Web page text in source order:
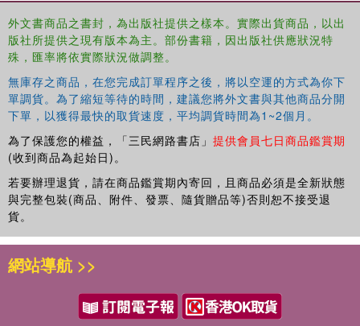
外文書商品之書封，為出版社提供之樣本。實際出貨商品，以出
版社所提供之現有版本為主。部份書籍，因出版社供應狀況特
殊，匯率將依實際狀況做調整。
無庫存之商品，在您完成訂單程序之後，將以空運的方式為你下
單調貨。為了縮短等待的時間，建議您將外文書與其他商品分開
下單，以獲得最快的取貨速度，平均調貨時間為1~2個月。
為了保護您的權益，「三民網路書店」 提供會員七日商品鑑賞期
(收到商品為起始日)。
若要辦理退貨，請在商品鑑賞期內寄回，且商品必須是全新狀態
與完整包裝(商品、附件、發票、隨貨贈品等)否則恕不接受退
貨。
網站導航 >>